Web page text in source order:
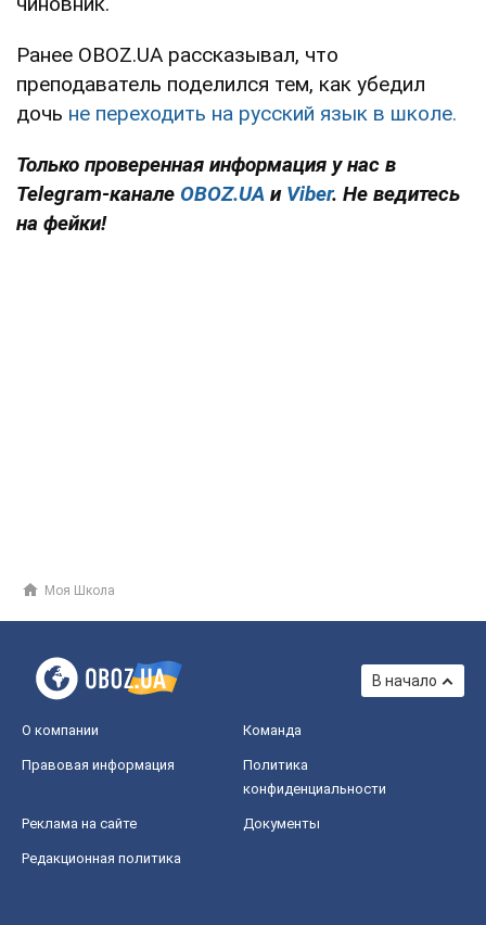
Ранее OBOZ.UA рассказывал, что
преподаватель поделился тем, как убедил
дочь не переходить на русский язык в школе.
Только проверенная информация у нас в
Telegram-канале OBOZ.UA и Viber. Не ведитесь
на фейки!
Моя Школа
В начало
О компании Команда
Правовая информация
Политика
конфиденциальности
Реклама на сайте Документы
Редакционная политика